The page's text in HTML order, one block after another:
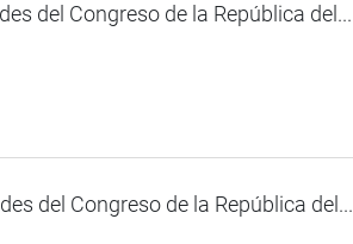
del Congreso de la República del...
del Congreso de la República del...